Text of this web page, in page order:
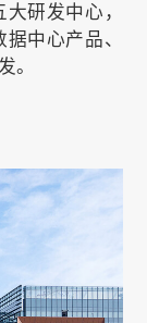
研发中心，
中心产品、
。